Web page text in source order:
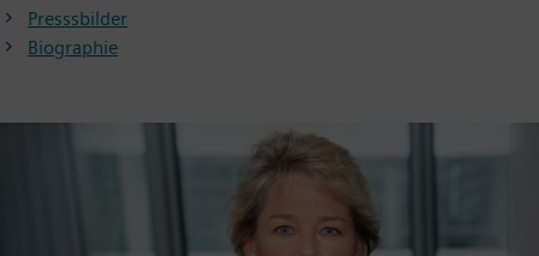
Presssbilder
Biographie